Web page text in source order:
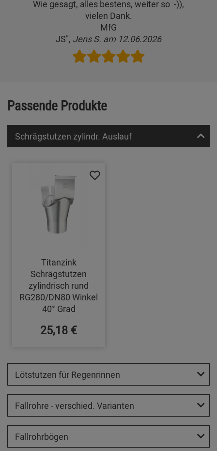
Wie gesagt, alles bestens, weiter so :-)),
vielen Dank.
MfG
JS", Jens S. am 12.06.2026
Passende Produkte
Schrägstutzen zylindr. Auslauf
Titanzink
Schrägstutzen
zylindrisch rund
RG280/DN80 Winkel
40° Grad
25,18 €
Lötstutzen für Regenrinnen
Fallrohre - verschied. Varianten
Fallrohrbögen